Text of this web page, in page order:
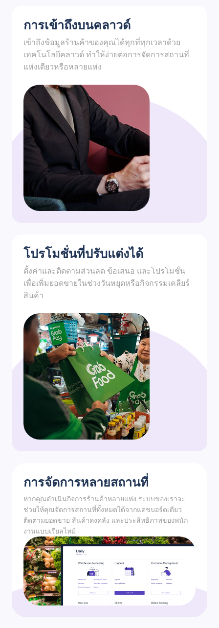
การเข้าถึงบนคลาวด์
เข้าถึงข้อมูลร้านค้าของคุณได้ทุกที่ทุกเวลาด้วย
เทคโนโลยีคลาวด์ ทำให้ง่ายต่อการจัดการสถานที่
แห่งเดียวหรือหลายแห่ง
โปรโมชั่นที่ปรับแต่งได้
ตั้งค่าและติดตามส่วนลด ข้อเสนอ และโปรโมชั่น
เพื่อเพิ่มยอดขายในช่วงวันหยุดหรือกิจกรรมเคลียร์
สินค้า
การจัดการหลายสถานที่
หากคุณดำเนินกิจการร้านค้าหลายแห่ง ระบบของเราจะ
ช่วยให้คุณจัดการสถานที่ทั้งหมดได้จากแดชบอร์ดเดียว
ติดตามยอดขาย สินค้าคงคลัง และประสิทธิภาพของพนัก
งานแบบเรียลไทม์